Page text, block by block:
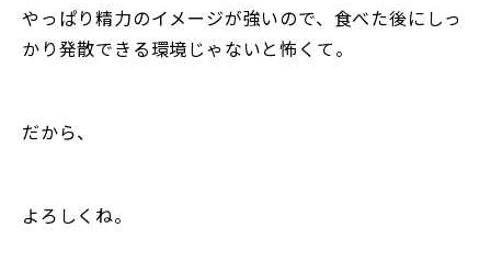
やっぱり精力のイメージが強いので、食べた後にしっ
かり発散できる環境じゃないと怖くて。
だから、
よろしくね。